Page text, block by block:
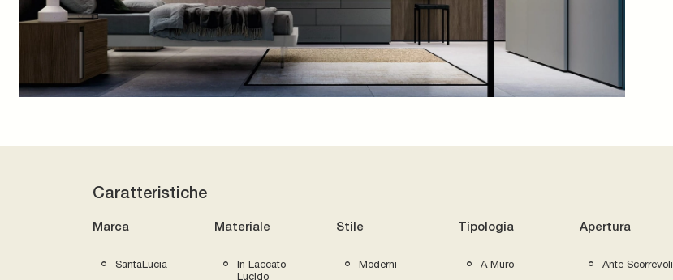
Caratteristiche
Marca
SantaLucia
Materiale
In Laccato
Lucido
Stile
Moderni
Tipologia
A Muro
Apertura
Ante Scorrevoli